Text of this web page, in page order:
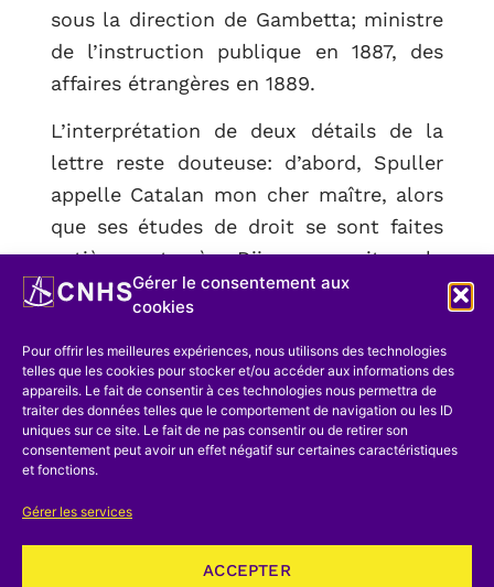
Gérer le consentement aux
cookies
Pour offrir les meilleures expériences, nous utilisons des technologies
telles que les cookies pour stocker et/ou accéder aux informations des
appareils. Le fait de consentir à ces technologies nous permettra de
traiter des données telles que le comportement de navigation ou les ID
uniques sur ce site. Le fait de ne pas consentir ou de retirer son
consentement peut avoir un effet négatif sur certaines caractéristiques
et fonctions.
Gérer les services
ACCEPTER
sous la direction de Gambetta; ministre
de l’instruction publique en 1887, des
affaires étrangères en 1889.
L’interprétation de deux détails de la
lettre reste douteuse: d’abord, Spuller
appelle Catalan mon cher maître, alors
que ses études de droit se sont faites
entièrement à Dijon; ensuite, la
particule assez visible dans la signature
aucune mention du personnage; on peut
supposer que celui-ci a quelque peu
taquiné la particule sous l’Empire, pour
y renoncer définitivement une fois la
république bien assise.
fouetter. Si l’attribution de la lettre à